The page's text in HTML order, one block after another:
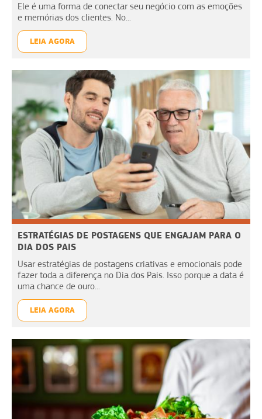
Ele é uma forma de conectar seu negócio com as emoções
e memórias dos clientes. No...
LEIA AGORA
ESTRATÉGIAS DE POSTAGENS QUE ENGAJAM PARA O
DIA DOS PAIS
Usar estratégias de postagens criativas e emocionais pode
fazer toda a diferença no Dia dos Pais. Isso porque a data é
uma chance de ouro...
LEIA AGORA